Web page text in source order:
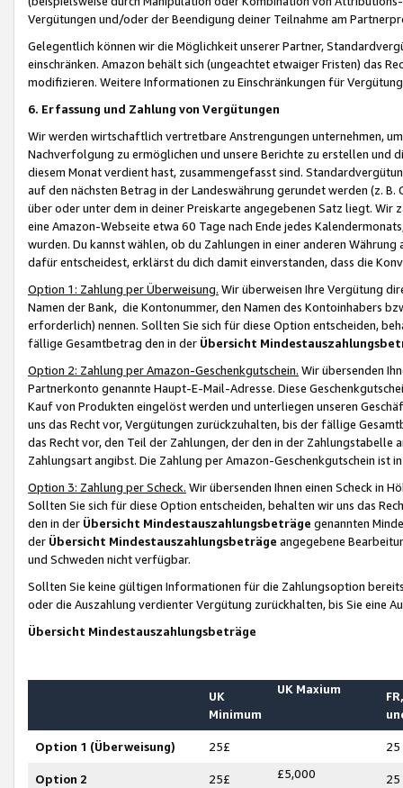
Vergütungen und/oder der Beendigung deiner Teilnahme am
Gelegentlich können wir die Möglichkeit unserer Partner,
einschränken. Amazon behält sich (ungeachtet etwaiger Fristen) das
modifizieren. Weitere Informationen zu Einschränkungen für
6. Erfassung und Zahlung von Vergütungen
Wir werden wirtschaftlich vertretbare Anstrengungen unternehmen,
Nachverfolgung zu ermöglichen und unsere Berichte zu erstellen und
diesem Monat verdient hast, zusammengefasst sind.
auf den nächsten Betrag in der Landeswährung gerundet werden (z.
über oder unter dem in deiner Preiskarte angegebenen Satz liegt.
eine Amazon-Webseite etwa 60 Tage nach Ende jedes
wurden. Du kannst wählen, ob du Zahlungen in einer anderen
dafür entscheidest, erklärst du dich damit einverstanden, dass die
Option 1: Zahlung per Überweisung. Wir überweisen Ihre Vergütung
Namen der Bank, die Kontonummer, den Namen des Kontoinhabers
erforderlich) nennen. Sollten Sie sich für diese Option entscheiden,
fällige Gesamtbetrag den in der Übersicht
Option 2: Zahlung per Amazon-Geschenkgutschein. Wir übersenden
Partnerkonto genannte Haupt-E-Mail-Adresse. Diese
Kauf von Produkten eingelöst werden und unterliegen unseren
uns das Recht vor, Vergütungen zurückzuhalten, bis der fällige
das Recht vor, den Teil der Zahlungen, der den in der
Zahlungsart angibst. Die Zahlung per Amazon-Geschenkgutschein ist
Option 3: Zahlung per Scheck. Wir übersenden Ihnen einen Scheck in
Sollten Sie sich für diese Option entscheiden, behalten wir uns das
den in der Übersicht Mindestauszahlungsbeträge genannten
der Übersicht Mindestauszahlungsbeträge angegebene
und Schweden nicht verfügbar.
Sollten Sie keine gültigen Informationen für die Zahlungsoption
oder die Auszahlung verdienter Vergütung zurückhalten, bis Sie
Übersicht Mindestauszahlungsbeträge
UK
Minimum
UK Maxium
Option 1 (Überweisung) 25£ 25
Option 2
25£ £5,000 25